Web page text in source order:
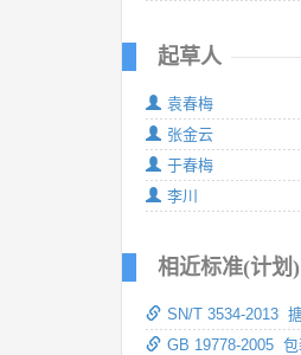
起草人
袁春梅
张金云
于春梅
李川
相近标准(计划)
SN/T 3534-2013
GB 19778-2005